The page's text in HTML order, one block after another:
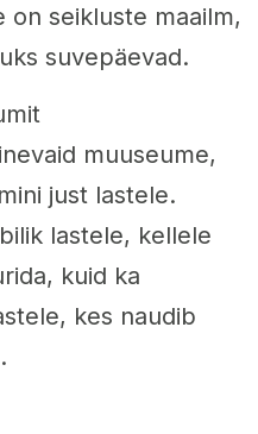
on seikluste maailm,
suvepäevad.
muuseume,
just lastele.
lastele, kellele
kuid ka
kes naudib